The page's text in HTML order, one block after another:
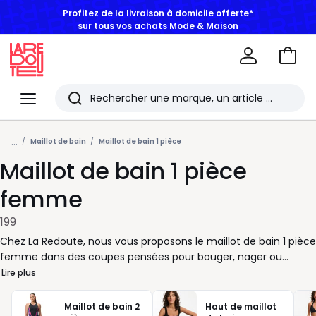
BONS PLANS | Jusqu'à -50% dès 2 articles*
Menu
Redoute
Rechercher
Les
derniers
articles
consultés
Aller
... Maillot de bain Maillot de bain 1 pièce
Maillot de bain 1 pièce
femme
199
Chez La Redoute, nous vous proposons le maillot de bain 1 pièce
femme dans des coupes pensées pour bouger, nager ou
simplement profiter du soleil avec aisance. Décolleté droit, dos
nageur, bretelles larges, version gainante ou plus épurée : à
vous de choisir selon votre maintien préféré et votre style. Pour
Lire plus
Maillot de bain 2
Haut de maillot